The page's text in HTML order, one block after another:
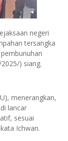
negeri
tersangka
) siang.
menerangkan,
lancar
sesuai
Ichwan.